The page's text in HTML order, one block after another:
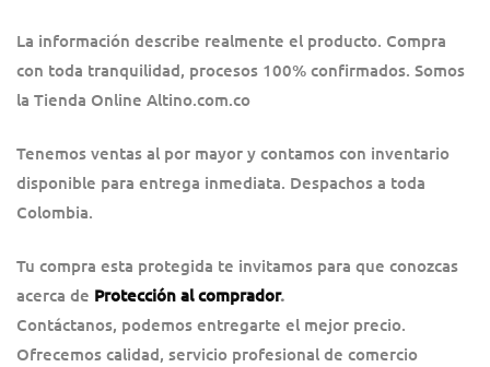
La información describe realmente el producto. Compra
con toda tranquilidad, procesos 100% confirmados. Somos
la Tienda Online Altino.com.co
Tenemos ventas al por mayor y contamos con inventario
disponible para entrega inmediata. Despachos a toda
Colombia.
Tu compra esta protegida te invitamos para que conozcas
acerca de Protección al comprador.
Contáctanos, podemos entregarte el mejor precio.
Ofrecemos calidad, servicio profesional de comercio